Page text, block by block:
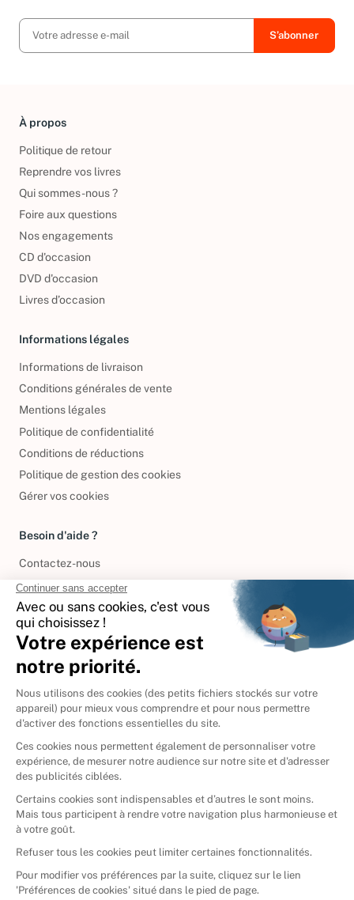
À propos
Politique de retour
Reprendre vos livres
Qui sommes-nous ?
Foire aux questions
Nos engagements
CD d'occasion
DVD d'occasion
Livres d’occasion
Informations légales
Informations de livraison
Conditions générales de vente
Mentions légales
Politique de confidentialité
Conditions de réductions
Politique de gestion des cookies
Gérer vos cookies
Besoin d'aide ?
Contactez-nous
International
🇪🇸Espagne
🇮🇹Italie
Donner vos livres